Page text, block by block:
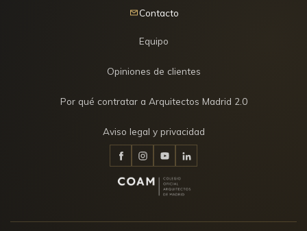
Contacto
Equipo
Opiniones de clientes
Por qué contratar a Arquitectos Madrid 2.0
Aviso legal y privacidad